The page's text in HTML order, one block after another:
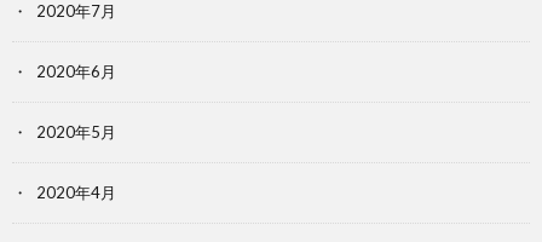
2020年7月
2020年6月
2020年5月
2020年4月